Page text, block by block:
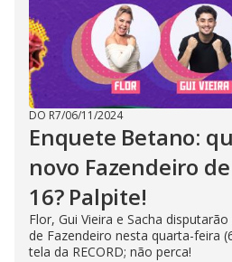
DO R7/06/11/2024
Enquete Betano:
novo Fazendeiro
16? Palpite!
Flor, Gui Vieira e Sacha
de Fazendeiro nesta quarta-feira
tela da RECORD; não perca!